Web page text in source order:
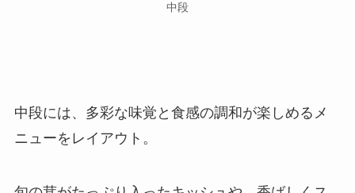
中段
中段には、多彩な味覚と食感の調和が楽しめるメ
ニューをレイアウト。